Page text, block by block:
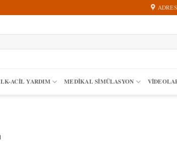
ADRES
ACIL YARDIM MEDIKAL SIMÜLASYON